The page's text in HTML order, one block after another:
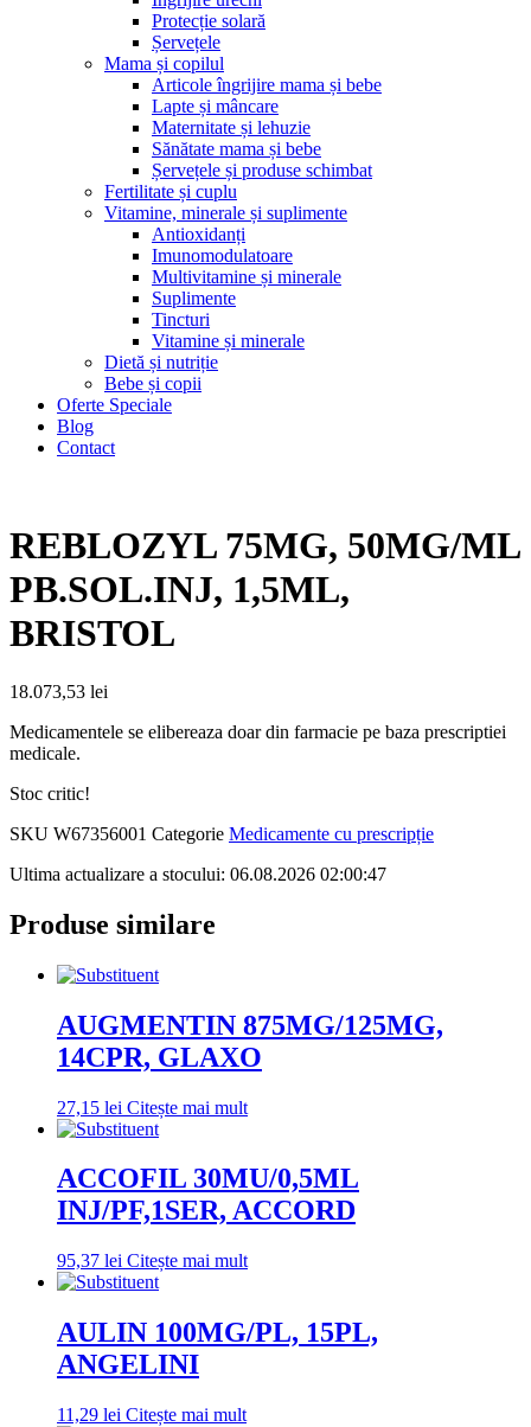
Protecție solară
Șervețele
Mama și copilul
Articole îngrijire mama și bebe
Lapte și mâncare
Maternitate și lehuzie
Sănătate mama și bebe
Șervețele și produse schimbat
Fertilitate și cuplu
Vitamine, minerale și suplimente
Antioxidanți
Imunomodulatoare
Multivitamine și minerale
Suplimente
Tincturi
Vitamine și minerale
Dietă și nutriție
Bebe și copii
Oferte Speciale
Blog
Contact
REBLOZYL 75MG, 50MG/ML
PB.SOL.INJ, 1,5ML,
BRISTOL
18.073,53 lei
Medicamentele se elibereaza doar din farmacie pe baza prescriptiei
medicale.
Stoc critic!
SKU W67356001 Categorie Medicamente cu prescripție
Ultima actualizare a stocului: 06.08.2026 02:00:47
Produse similare
AUGMENTIN 875MG/125MG,
14CPR, GLAXO
27,15 lei Citește mai mult
ACCOFIL 30MU/0,5ML
INJ/PF,1SER, ACCORD
95,37 lei Citește mai mult
AULIN 100MG/PL, 15PL,
ANGELINI
11,29 lei Citește mai mult